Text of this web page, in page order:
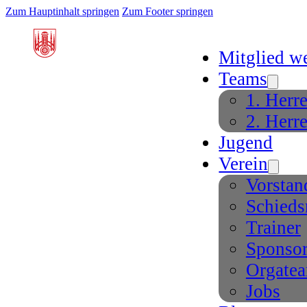
Zum Hauptinhalt springen Zum Footer springen
Mitglied
Teams
1.
2.
Jugend
Verein
Trainer
Jobs